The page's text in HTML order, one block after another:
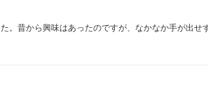
。昔から興味はあったのですが、なかなか手が出せ